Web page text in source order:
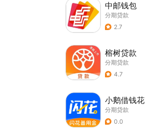
中邮钱包
分期贷款
2.7
榕树贷款
分期贷款
4.7
小鹅借钱花
分期贷款
0.0